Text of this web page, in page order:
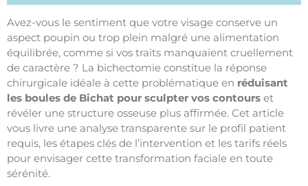
Avez-vous le sentiment que votre visage conserve un
aspect poupin ou trop plein malgré une alimentation
équilibrée, comme si vos traits manquaient cruellement
de caractère ? La bichectomie constitue la réponse
chirurgicale idéale à cette problématique en réduisant
les boules de Bichat pour sculpter vos contours et
révéler une structure osseuse plus affirmée. Cet article
vous livre une analyse transparente sur le profil patient
requis, les étapes clés de l’intervention et les tarifs réels
pour envisager cette transformation faciale en toute
sérénité.